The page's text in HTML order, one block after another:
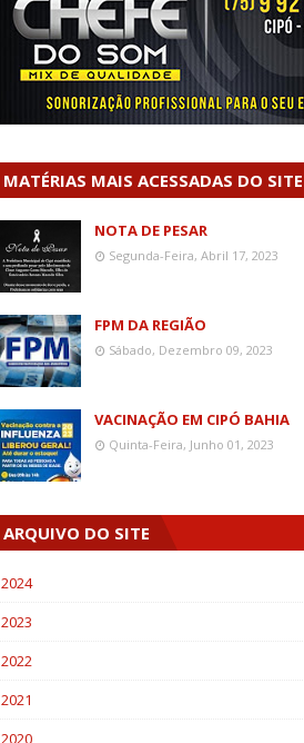
MATÉRIAS MAIS ACESSADAS DO SITE
NOTA DE PESAR
Segunda-Feira, Abril 17, 2023
FPM DA REGIÃO
Sábado, Dezembro 09, 2023
VACINAÇÃO EM CIPÓ BAHIA
Quinta-Feira, Junho 01, 2023
ARQUIVO DO SITE
2024
2023
2022
2021
2020